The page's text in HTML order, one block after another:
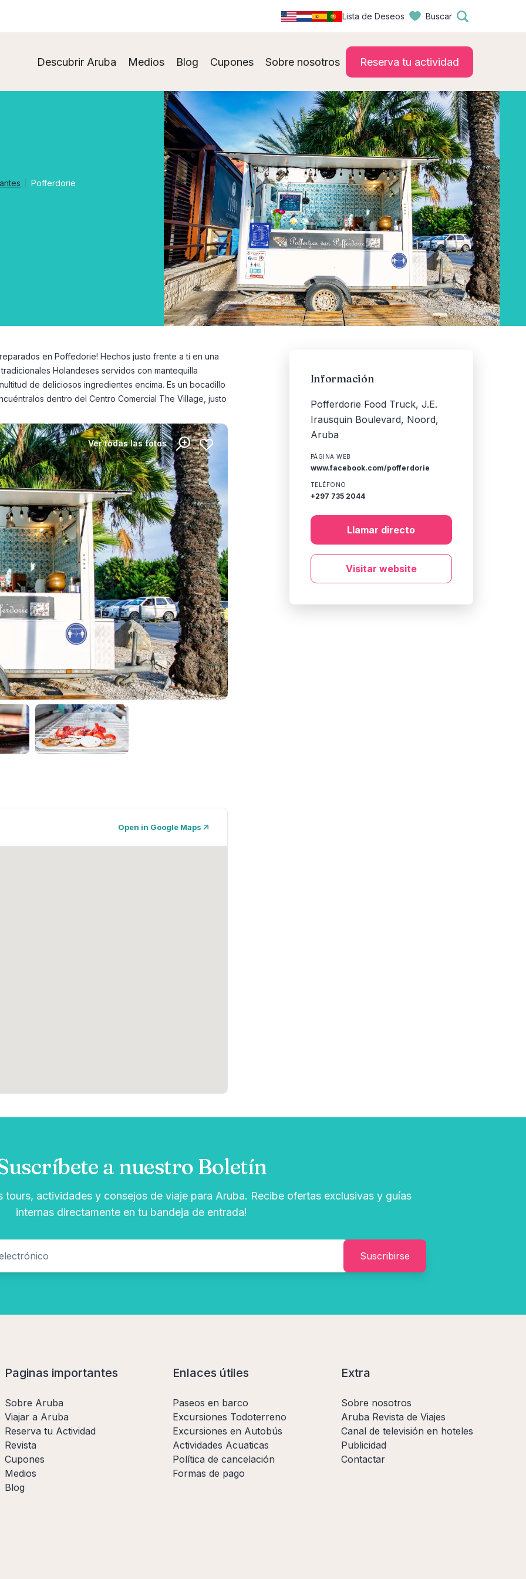
Lista de Deseos Buscar
Descubrir Aruba Medios Blog Cupones Sobre nosotros Reserva tu actividad
Pofferdorie
en Poffedorie! Hechos justo frente a ti en una
Holandeses servidos con mantequilla
de deliciosos ingredientes encima. Es un bocadillo
dentro del Centro Comercial The Village, justo
Ver todas las fotos
Open in Google Maps
Información
Pofferdorie Food Truck, J.E.
Irausquin Boulevard, Noord,
Aruba
PÁGINA WEB
www.facebook.com/pofferdorie
TELÉFONO
+297 735 2044
Llamar directo
Visitar website
a nuestro Boletín
actividades y consejos de viaje para Aruba. Recibe ofertas exclusivas y guías
internas directamente en tu bandeja de entrada!
Suscribirse
Paginas importantes
Sobre Aruba
Viajar a Aruba
Reserva tu Actividad
Revista
Cupones
Medios
Blog
Enlaces útiles
Paseos en barco
Excursiones Todoterreno
Excursiones en Autobús
Actividades Acuaticas
Política de cancelación
Formas de pago
Extra
Sobre nosotros
Aruba Revista de Viajes
Canal de televisión en hoteles
Publicidad
Contactar